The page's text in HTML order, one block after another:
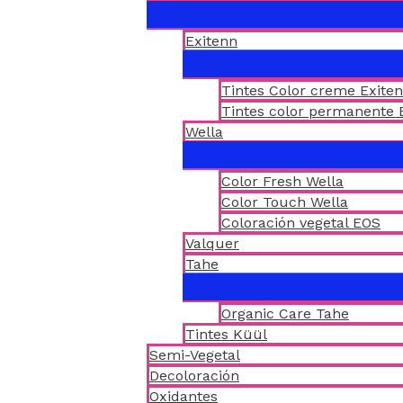
Exitenn
Tintes Color creme
Tintes color permanente
Wella
Color Fresh Wella
Color Touch Wella
Coloración vegetal EOS
Valquer
Tahe
Organic Care Tahe
Tintes Küül
Semi-Vegetal
Decoloración
Oxidantes